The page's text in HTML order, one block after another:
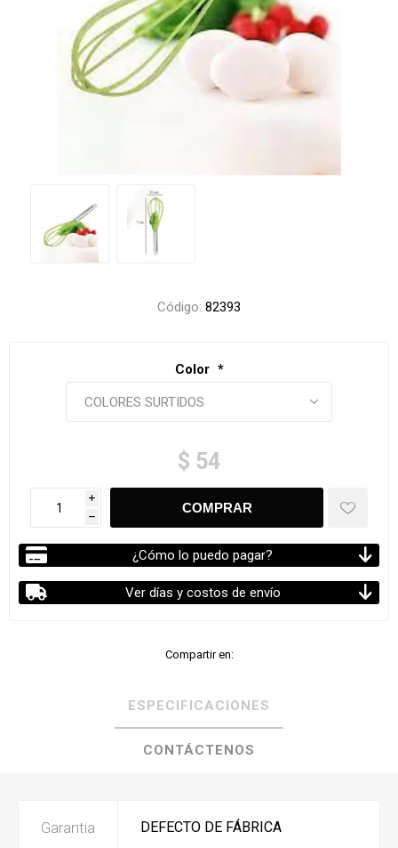
Código: 82393
Color *
$ 54
i
h
¿Cómo lo puedo pagar?
Ver días y costos de envío
Compartir en:
ESPECIFICACIONES
CONTÁCTENOS
Garantia DEFECTO DE FÁBRICA